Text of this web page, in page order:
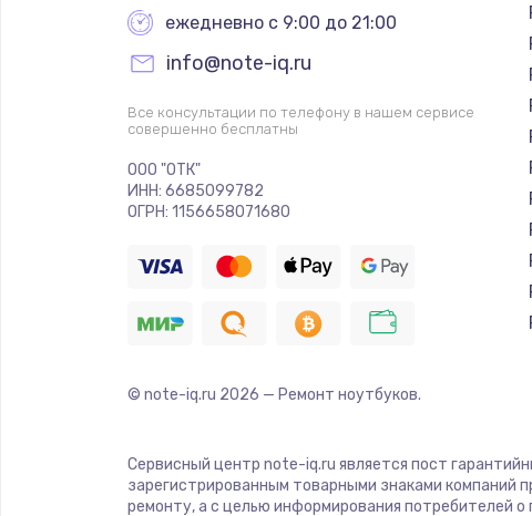
ежедневно с 9:00 до 21:00
info@note-iq.ru
Все консультации по телефону в нашем сервисе
совершенно бесплатны
ООО "ОТК"
ИНН: 6685099782
ОГРН: 1156658071680
© note-iq.ru 2026 — Ремонт ноутбуков.
Сервисный центр note-iq.ru является пост
зарегистрированным товарными знаками компаний
ремонту, а с целью информирования потребителей